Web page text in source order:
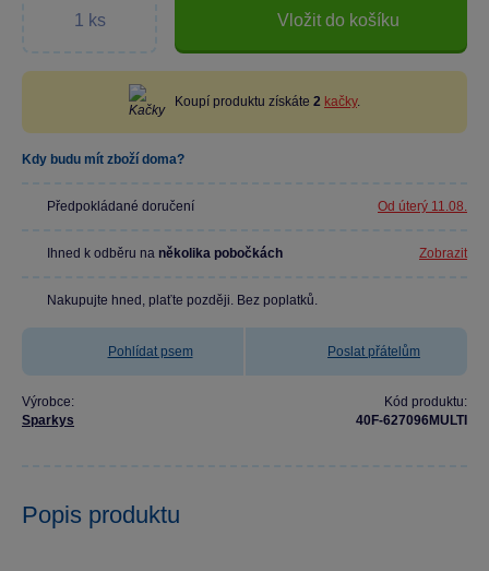
Vložit do košíku
Koupí produktu získáte 2 kačky.
Kdy budu mít zboží doma?
Předpokládané doručení Od úterý 11.08.
Ihned k odběru na několika pobočkách Zobrazit
Nakupujte hned, plaťte později. Bez poplatků.
Pohlídat psem Poslat přátelům
Výrobce:
Sparkys
Kód produktu:
40F-627096MULTI
Popis produktu